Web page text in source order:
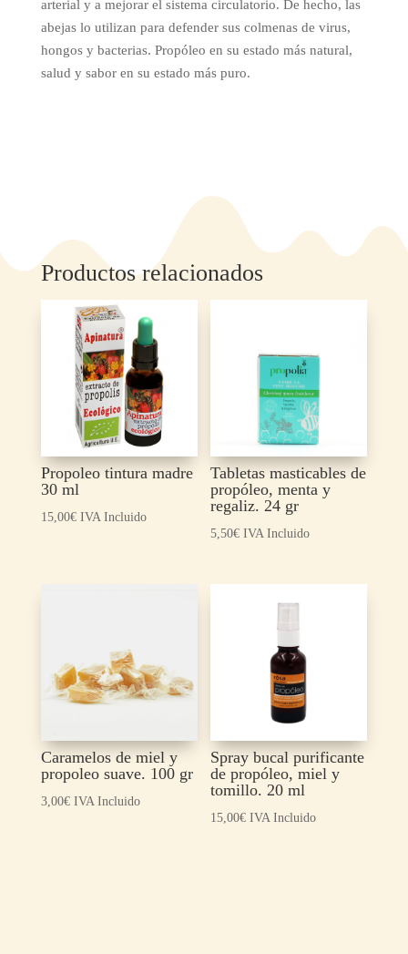
arterial y a mejorar el sistema circulatorio. De hecho, las
abejas lo utilizan para defender sus colmenas de virus,
hongos y bacterias. Propóleo en su estado más natural,
salud y sabor en su estado más puro.
Productos relacionados
Propoleo tintura madre
30 ml
15,00€ IVA Incluido
Tabletas masticables de
propóleo, menta y
regaliz. 24 gr
5,50€ IVA Incluido
Caramelos de miel y
propoleo suave. 100 gr
3,00€ IVA Incluido
Spray bucal purificante
de propóleo, miel y
tomillo. 20 ml
15,00€ IVA Incluido